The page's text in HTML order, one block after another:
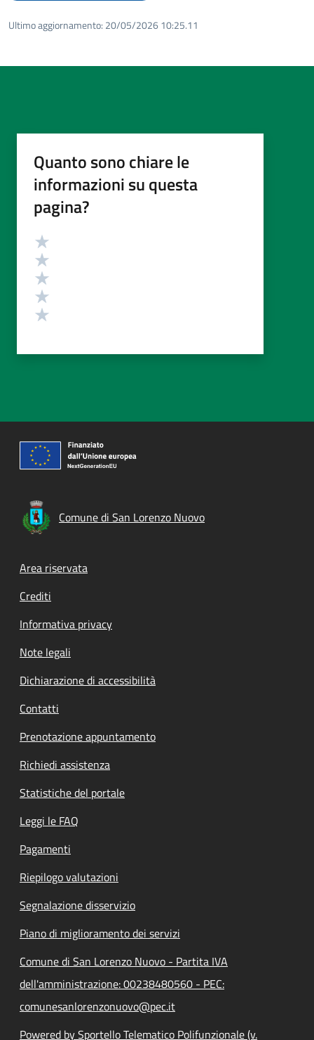
Ultimo aggiornamento: 20/05/2026 10:25.11
Quanto sono chiare le
informazioni su questa
pagina?
Valutazione
Comune di San Lorenzo Nuovo
Footer menu
Area riservata
Crediti
Informativa privacy
Note legali
Dichiarazione di accessibilità
Contatti
Prenotazione appuntamento
Richiedi assistenza
Statistiche del portale
Leggi le FAQ
Pagamenti
Riepilogo valutazioni
Segnalazione disservizio
Piano di miglioramento dei servizi
Comune di San Lorenzo Nuovo - Partita IVA
dell'amministrazione: 00238480560 - PEC:
comunesanlorenzonuovo@pec.it
Powered by Sportello Telematico Polifunzionale (v.